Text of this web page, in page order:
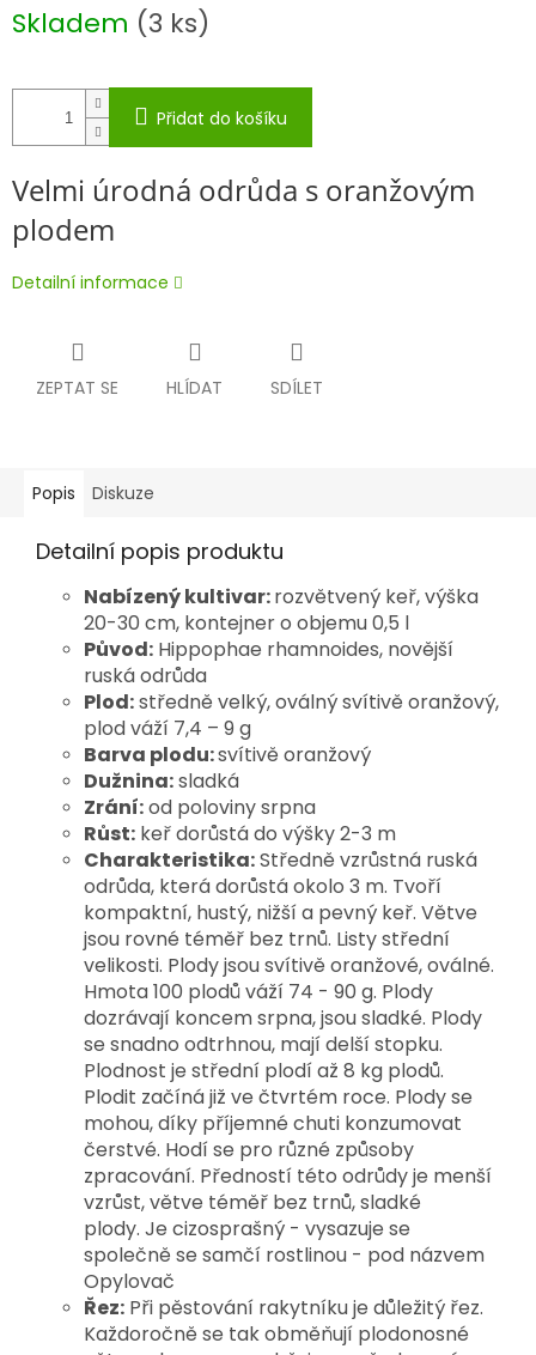
cena:
Skladem (3 ks)
Přidat do košíku
Velmi úrodná odrůda s oranžovým
plodem
Detailní informace
ZEPTAT SE HLÍDAT SDÍLET
Popis Diskuze
Detailní popis produktu
Nabízený kultivar:rozvětvený keř, výška
20-30 cm, kontejner o objemu 0,5 l
Původ: Hippophae rhamnoides, novější
ruská odrůda
Plod:středně velký, oválný svítivě oranžový,
plod váží 7,4 – 9 g
Barva plodu:svítivě oranžový
Dužnina:sladká
Zrání:od poloviny srpna
Růst: keř dorůstá do výšky 2-3 m
Charakteristika:Středně vzrůstná ruská
odrůda, která dorůstá okolo 3 m. Tvoří
kompaktní, hustý, nižší a pevný keř. Větve
jsou rovné téměř bez trnů. Listy střední
velikosti. Plody jsou svítivě oranžové, oválné.
Hmota 100 plodů váží 74 - 90 g. Plody
dozrávají koncem srpna, jsou sladké. Plody
se snadno odtrhnou, mají delší stopku.
Plodnost je střední plodí až 8 kg plodů.
Plodit začíná již ve čtvrtém roce. Plody se
mohou, díky příjemné chuti konzumovat
čerstvé. Hodí se pro různé způsoby
zpracování. Předností této odrůdy je menší
vzrůst, větve téměř bez trnů, sladké
plody. Je cizosprašný - vysazuje se
společně se samčí rostlinou - pod názvem
Opylovač
Řez: Při pěstování rakytníku je důležitý řez.
Každoročně se tak obměňují plodonosné